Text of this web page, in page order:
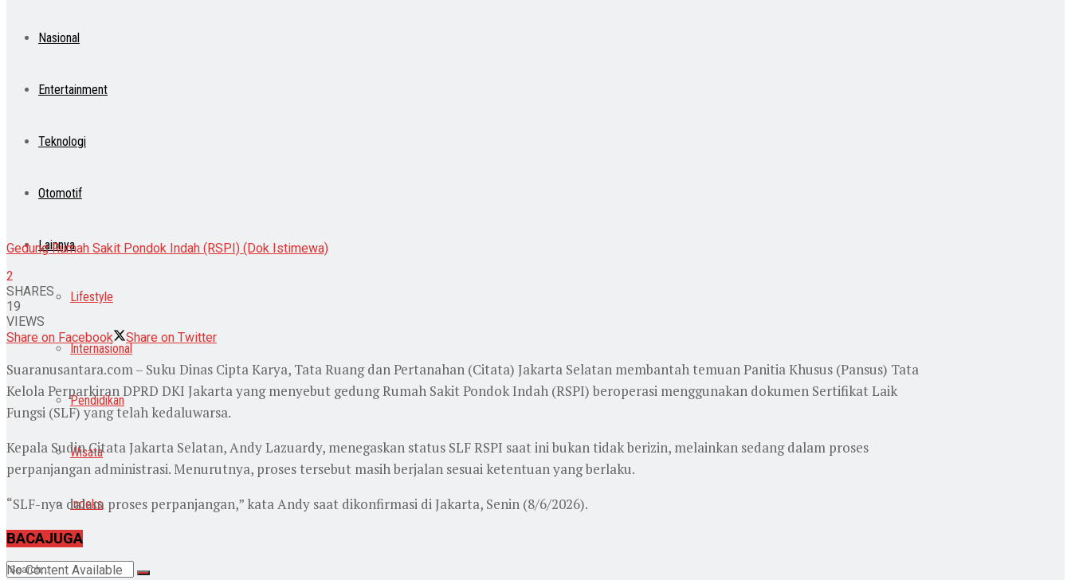
Nasional
Entertainment
Teknologi
Otomotif
Lainnya
Lifestyle
Internasional
Pendidikan
Wisata
Indeks
Gedung Rumah Sakit Pondok Indah (RSPI) (Dok Istimewa)
2
SHARES
19
VIEWS
Share on Facebook
Share on Twitter
Suaranusantara.com – Suku Dinas Cipta Karya, Tata Ruang dan Pertanahan (Citata) Jakarta Selatan membantah temuan Panitia Khusus (Pansus) Tata
Kelola Perparkiran DPRD DKI Jakarta yang menyebut gedung Rumah Sakit Pondok Indah (RSPI) beroperasi menggunakan dokumen Sertifikat Laik
Fungsi (SLF) yang telah kedaluwarsa.
Kepala Sudin Citata Jakarta Selatan, Andy Lazuardy, menegaskan status SLF RSPI saat ini bukan tidak berizin, melainkan sedang dalam proses
perpanjangan administrasi. Menurutnya, proses tersebut masih berjalan sesuai ketentuan yang berlaku.
“SLF-nya dalam proses perpanjangan,” kata Andy saat dikonfirmasi di Jakarta, Senin (8/6/2026).
BACAJUGA
No Content Available